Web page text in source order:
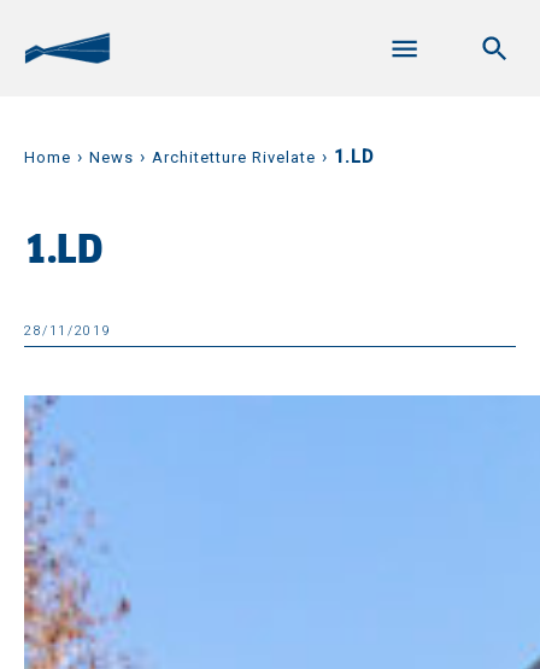
Home › News › Architetture Rivelate › 1.LD
1.LD
28/11/2019